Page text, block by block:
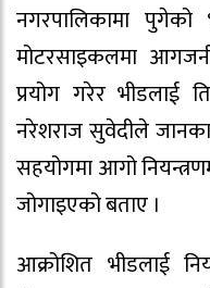
नगरपालिकामा
मोटरसाइकलमा
प्रयोग गरेर भीडलाई
नरेशराज सुवेदीले
सहयोगमा आगो
जोगाइएको बताए ।
आक्रोशित भीडलाई